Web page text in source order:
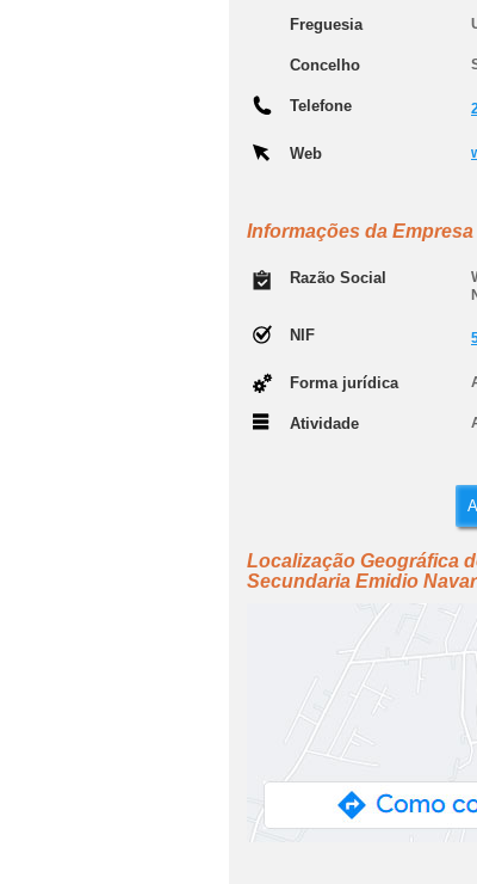
Freguesia
Concelho
Telefone
Web
Informações da Empresa
Razão Social
NIF
Forma jurídica
Atividade
Localização Geográfica
Secundaria Emidio